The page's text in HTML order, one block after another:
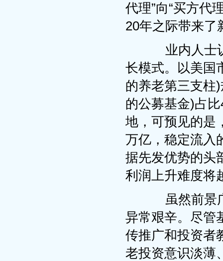
代理”向“买方代
20年之际带来了
业内人士认
长模式。以美国
的养老第三支柱
的公募基金)占
地，可预见的是
万亿，稳定流入
据先发优势的头
利润上升难度将
虽然前景广
异常艰辛。尽管
传推广和投资者
老投资意识淡薄